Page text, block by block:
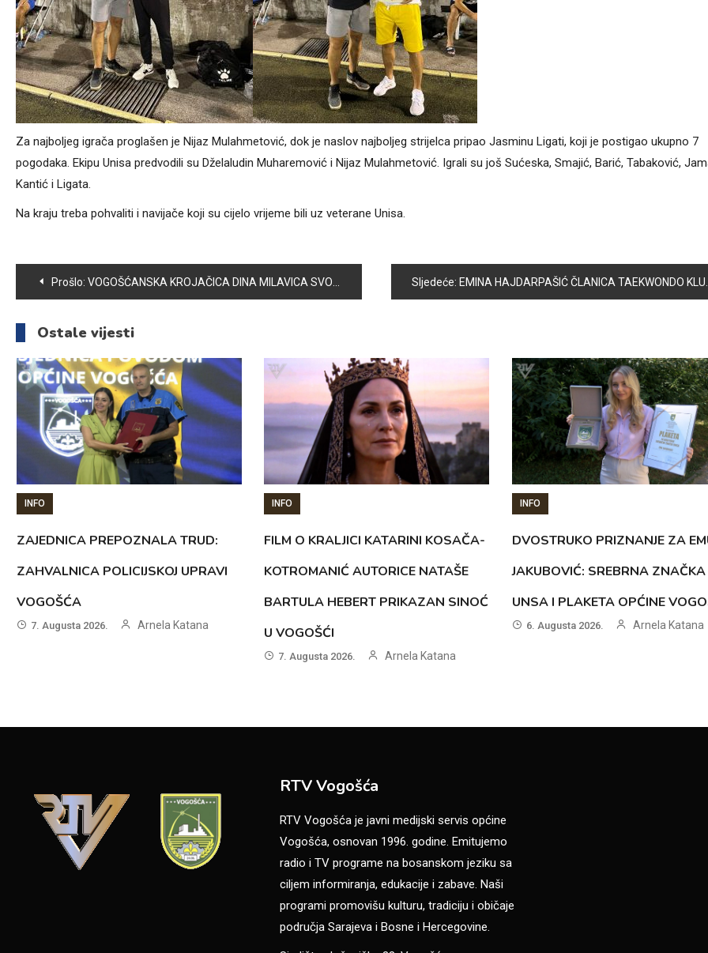
Za najboljeg igrača proglašen je Nijaz Mulahmetović, dok je naslov najboljeg strijelca pripao Jasminu Ligati, koji je postigao ukupno 7
pogodaka. Ekipu Unisa predvodili su Dželaludin Muharemović i Nijaz Mulahmetović. Igrali su još Sućeska, Smajić, Barić, Tabaković,
Kantić i Ligata.
Na kraju treba pohvaliti i navijače koji su cijelo vrijeme bili uz veterane Unisa.
Navigacija
članaka
Prošlo: VOGOŠĆANSKA KROJAČICA DINA MILAVICA SVOJ POSAO RADI SA LJUBAVLJU I OSMIJEHOM Sljedeće: EMINA HAJDARPAŠIĆ ČLANICA TAEKWONDO KLUBA VICTORY OTPUTOVALA NA SVJETSKO PRVENSTVO
Ostale vijesti
INFO
ZAJEDNICA PREPOZNALA TRUD:
ZAHVALNICA POLICIJSKOJ UPRAVI
VOGOŠĆA
7. Augusta 2026. Arnela Katana
INFO
FILM O KRALJICI KATARINI KOSAČA-
KOTROMANIĆ AUTORICE NATAŠE
BARTULA HEBERT PRIKAZAN SINOĆ
U VOGOŠĆI
7. Augusta 2026. Arnela Katana
INFO
DVOSTRUKO PRIZNANJE ZA
JAKUBOVIĆ: SREBRNA ZNAČKA
UNSA I PLAKETA OPĆINE
6. Augusta 2026. Arnela Katana
RTV Vogošća
RTV Vogošća je javni medijski servis općine
Vogošća, osnovan 1996. godine. Emitujemo
radio i TV programe na bosanskom jeziku sa
ciljem informiranja, edukacije i zabave. Naši
programi promovišu kulturu, tradiciju i običaje
područja Sarajeva i Bosne i Hercegovine.